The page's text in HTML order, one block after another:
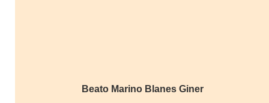
Beato Marino Blanes Giner